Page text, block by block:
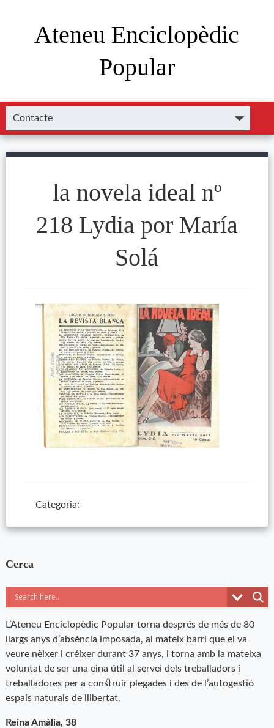
Ateneu Enciclopèdic
Popular
la novela ideal nº
218 Lydia por María
Solá
Categoria:
Cerca
L’Ateneu Enciclopèdic Popular torna després de més de 80
llargs anys d’absència imposada, al mateix barri que el va
veure nèixer i créixer durant 37 anys, i torna amb la mateixa
voluntat de ser una eina útil al servei dels treballadors i
treballadores per a construir plegades i des de l’autogestió
espais naturals de llibertat.
Reina Amàlia, 38